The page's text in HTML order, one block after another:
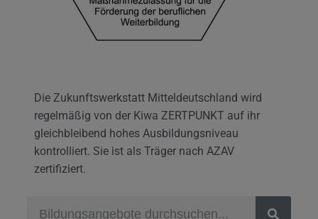
Die Zukunftswerkstatt Mitteldeutschland wird
regelmäßig von der Kiwa ZERTPUNKT auf ihr
gleichbleibend hohes Ausbildungsniveau
kontrolliert. Sie ist als Träger nach AZAV
zertifiziert.